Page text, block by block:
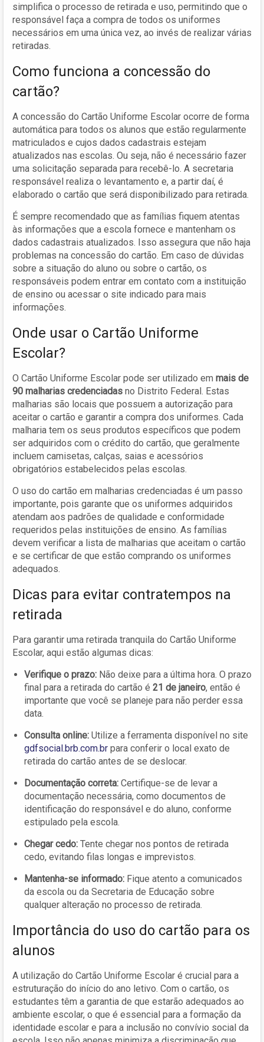
simplifica o processo de retirada e uso, permitindo que o
responsável faça a compra de todos os uniformes
necessários em uma única vez, ao invés de realizar várias
retiradas.
Como funciona a concessão do
cartão?
A concessão do Cartão Uniforme Escolar ocorre de forma
automática para todos os alunos que estão regularmente
matriculados e cujos dados cadastrais estejam
atualizados nas escolas. Ou seja, não é necessário fazer
uma solicitação separada para recebê-lo. A secretaria
responsável realiza o levantamento e, a partir daí, é
elaborado o cartão que será disponibilizado para retirada.
É sempre recomendado que as famílias fiquem atentas
às informações que a escola fornece e mantenham os
dados cadastrais atualizados. Isso assegura que não haja
problemas na concessão do cartão. Em caso de dúvidas
sobre a situação do aluno ou sobre o cartão, os
responsáveis podem entrar em contato com a instituição
de ensino ou acessar o site indicado para mais
informações.
Onde usar o Cartão Uniforme
Escolar?
O Cartão Uniforme Escolar pode ser utilizado em mais de
90 malharias credenciadas no Distrito Federal. Estas
malharias são locais que possuem a autorização para
aceitar o cartão e garantir a compra dos uniformes. Cada
malharia tem os seus produtos específicos que podem
ser adquiridos com o crédito do cartão, que geralmente
incluem camisetas, calças, saias e acessórios
obrigatórios estabelecidos pelas escolas.
O uso do cartão em malharias credenciadas é um passo
importante, pois garante que os uniformes adquiridos
atendam aos padrões de qualidade e conformidade
requeridos pelas instituições de ensino. As famílias
devem verificar a lista de malharias que aceitam o cartão
e se certificar de que estão comprando os uniformes
adequados.
Dicas para evitar contratempos na
retirada
Para garantir uma retirada tranquila do Cartão Uniforme
Escolar, aqui estão algumas dicas:
Verifique o prazo: Não deixe para a última hora. O prazo
final para a retirada do cartão é 21 de janeiro, então é
importante que você se planeje para não perder essa
data.
Consulta online: Utilize a ferramenta disponível no site
gdfsocial.brb.com.br para conferir o local exato de
retirada do cartão antes de se deslocar.
Documentação correta: Certifique-se de levar a
documentação necessária, como documentos de
identificação do responsável e do aluno, conforme
estipulado pela escola.
Chegar cedo: Tente chegar nos pontos de retirada
cedo, evitando filas longas e imprevistos.
Mantenha-se informado: Fique atento a comunicados
da escola ou da Secretaria de Educação sobre
qualquer alteração no processo de retirada.
Importância do uso do cartão para os
alunos
A utilização do Cartão Uniforme Escolar é crucial para a
estruturação do início do ano letivo. Com o cartão, os
estudantes têm a garantia de que estarão adequados ao
ambiente escolar, o que é essencial para a formação da
identidade escolar e para a inclusão no convívio social da